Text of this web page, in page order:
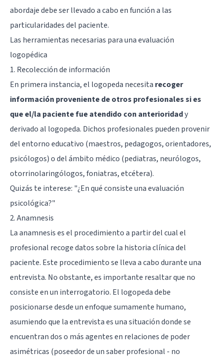
abordaje debe ser llevado a cabo en función a las
particularidades del paciente.
Las herramientas necesarias para una evaluación
logopédica
1. Recolección de información
En primera instancia, el logopeda necesita recoger
información proveniente de otros profesionales si es
que el/la paciente fue atendido con anterioridady
derivado al logopeda. Dichos profesionales pueden provenir
del entorno educativo (maestros, pedagogos, orientadores,
psicólogos) o del ámbito médico (pediatras, neurólogos,
otorrinolaringólogos, foniatras, etcétera).
Quizás te interese: "¿En qué consiste una evaluación
psicológica?"
2. Anamnesis
La anamnesis es el procedimiento a partir del cual el
profesional recoge datos sobre la historia clínica del
paciente. Este procedimiento se lleva a cabo durante una
entrevista. No obstante, es importante resaltar que no
consiste en un interrogatorio. El logopeda debe
posicionarse desde un enfoque sumamente humano,
asumiendo que la entrevista es una situación donde se
encuentran dos o más agentes en relaciones de poder
asimétricas (poseedor de un saber profesional - no